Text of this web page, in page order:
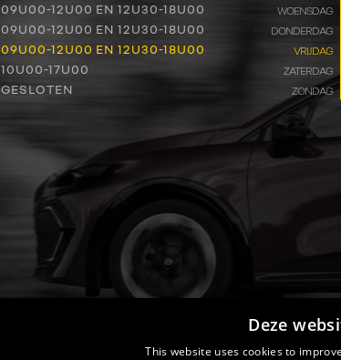
09U00-12U00 EN 12U30-18U00
09U00-12U00 EN 12U30-18U00
09U00-12U00 EN 12U30-18U00
10U00-17U00
GESLOTEN
WOENSDAG
DONDERDAG
VRIJDAG
ZATERDAG
ZONDAG
Deze
This website uses cookies to